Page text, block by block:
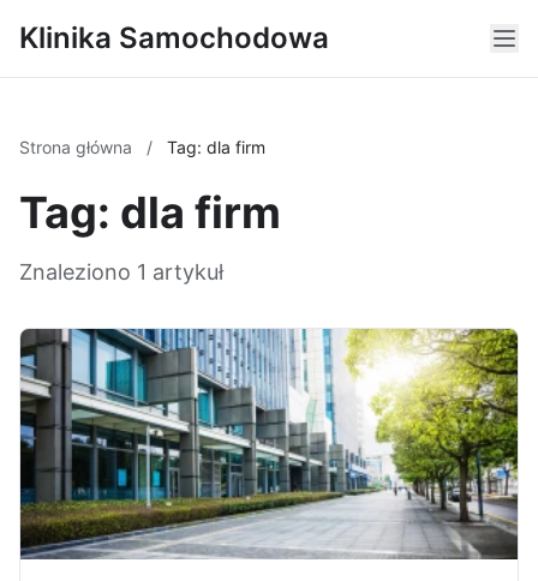
Klinika Samochodowa
Strona główna / Tag: dla firm
Tag: dla firm
Znaleziono 1 artykuł